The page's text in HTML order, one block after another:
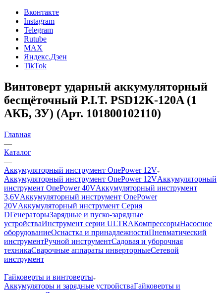
Вконтакте
Instagram
Telegram
Rutube
MAX
Яндекс.Дзен
TikTok
Винтоверт ударный аккумуляторный
бесщёточный P.I.T. PSD12K-120A (1
АКБ, ЗУ) (Арт. 101800102110)
Главная
—
Каталог
—
Аккумуляторный инструмент OnePower 12V
Аккумуляторный инструмент OnePower 12VАккумуляторный
инструмент OnePower 40VАккумуляторный инструмент
3,6VАккумуляторный инструмент OnePower
20VАккумуляторный инструмент Серия
DГенераторыЗарядные и пуско-зарядные
устройстваИнструмент серии ULTRAКомпрессорыНасосное
оборудованиеОснастка и принадлежностиПневматический
инструментРучной инструментСадовая и уборочная
техникаСварочные аппараты инверторныеСетевой
инструмент
—
Гайковерты и винтоверты
Аккумуляторы и зарядные устройстваГайковерты и